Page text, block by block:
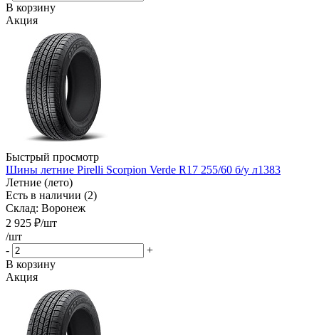
В корзину
Акция
Быстрый просмотр
Шины летние Pirelli Scorpion Verde R17 255/60 б/у л1383
Летние (лето)
Есть в наличии (2)
Склад: Воронеж
2 925 ₽/шт
/шт
-
+
В корзину
Акция